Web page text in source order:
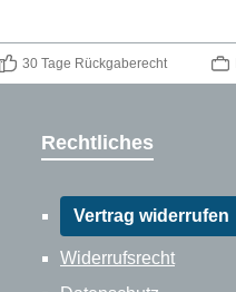
30 Tage Rückgaberecht
Rechtliches
Vertrag widerrufen
Widerrufsrecht